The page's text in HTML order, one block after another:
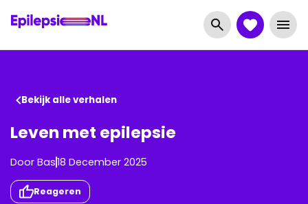
Bekijk alle verhalen
Leven met epilepsie
Door Bas18 December 2025
Reageren